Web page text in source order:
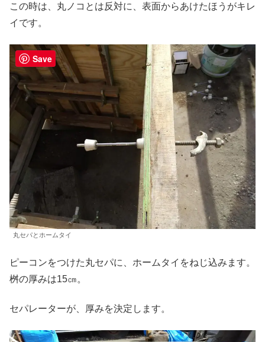
この時は、丸ノコとは反対に、表面からあけたほうがキレ
イです。
丸セパとホームタイ
ピーコンをつけた丸セパに、ホームタイをねじ込みます。
桝の厚みは15㎝。
セパレーターが、厚みを決定します。
Save